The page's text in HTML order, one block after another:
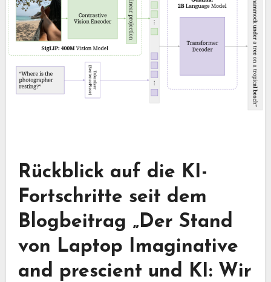
Rückblick auf die KI-
Fortschritte seit dem
Blogbeitrag „Der Stand
von Laptop Imaginative
and prescient und KI: Wir